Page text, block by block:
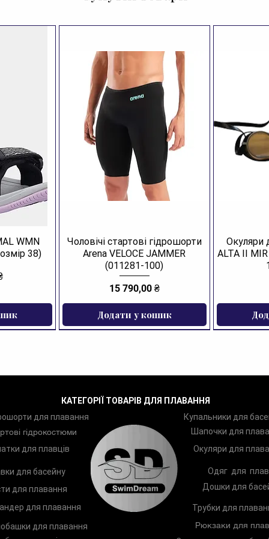
не
WMN
38)
Чоловічі стартові гідрошорти
Arena VELOCE JAMMER
(011281-100)
Ціна
15 790,00 ₴
Додати у кошик
Окуляри
ALTA II
КАТЕГОРІЇ ТОВАРІВ ДЛЯ ПЛАВАННЯ
для плавання
гідрокостюми
для плавців
Купальники для
Шапочки для
Окуляри для
для басейну
для плавання
Одяг для
Дошки для
для плавання
для плавання
Трубки для
Рюкзаки для